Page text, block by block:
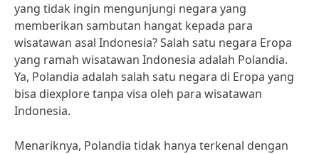
yang tidak ingin mengunjungi negara yang
memberikan sambutan hangat kepada para
wisatawan asal Indonesia? Salah satu negara Eropa
yang ramah wisatawan Indonesia adalah Polandia.
Ya, Polandia adalah salah satu negara di Eropa yang
bisa diexplore tanpa visa oleh para wisatawan
Indonesia.
Menariknya, Polandia tidak hanya terkenal dengan